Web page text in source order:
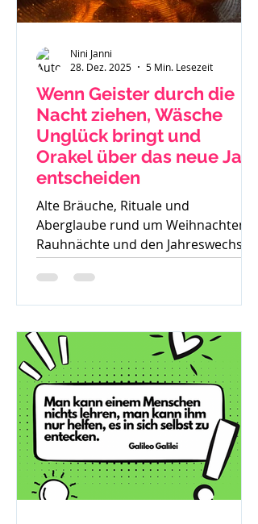
Wenn Geister durch die
Nacht ziehen, Wäsche
Unglück bringt und
Orakel über das neue Jahr
entscheiden
Alte Bräuche, Rituale und
Aberglaube rund um Weihnachten,
Rauhnächte und den Jahreswechsel
– warum früher vieles verboten war
und was davon bis heute geblieben
ist.
Nini Janni
28. Dez. 2025
5 Min. Lesezeit